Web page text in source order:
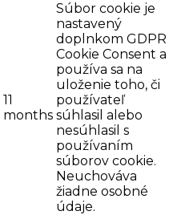
11
months
Súbor cookie je
nastavený
doplnkom GDPR
Cookie Consent a
používa sa na
uloženie toho, či
používateľ
súhlasil alebo
nesúhlasil s
používaním
súborov cookie.
Neuchováva
žiadne osobné
údaje.